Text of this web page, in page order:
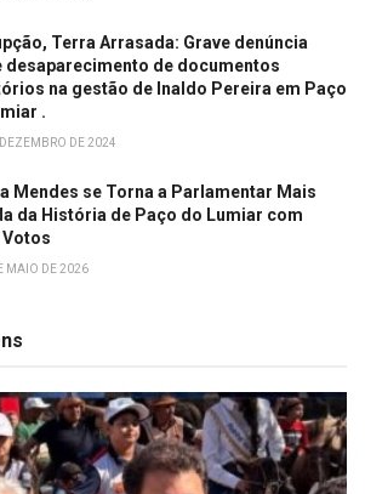
Terra Arrasada: Grave denúncia
desaparecimento de documentos
na gestão de Inaldo Pereira em Paço
.
DE 2024
Mendes se Torna a Parlamentar Mais
da História de Paço do Lumiar com
Votos
MAIO DE 2026